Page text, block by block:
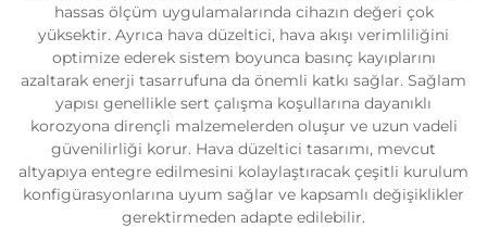
hassas ölçüm uygulamalarında cihazın değeri çok
yüksektir. Ayrıca hava düzeltici, hava akışı verimliliğini
optimize ederek sistem boyunca basınç kayıplarını
azaltarak enerji tasarrufuna da önemli katkı sağlar. Sağlam
yapısı genellikle sert çalışma koşullarına dayanıklı
korozyona dirençli malzemelerden oluşur ve uzun vadeli
güvenilirliği korur. Hava düzeltici tasarımı, mevcut
altyapıya entegre edilmesini kolaylaştıracak çeşitli kurulum
konfigürasyonlarına uyum sağlar ve kapsamlı değişiklikler
gerektirmeden adapte edilebilir.